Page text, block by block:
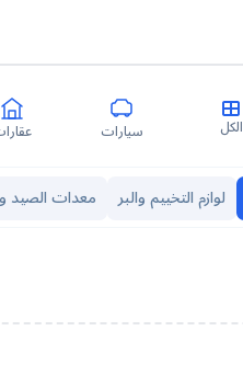
الكل سيارات
لوازم التخييم والبر معدات الصيد